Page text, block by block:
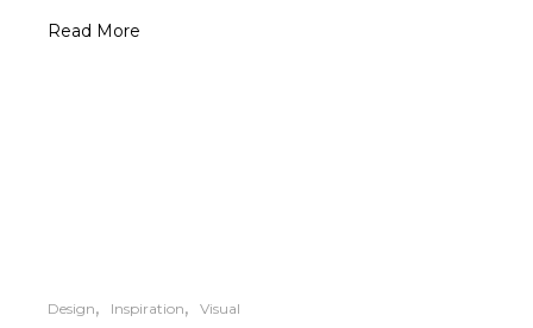
Read More
Design Inspiration Visual